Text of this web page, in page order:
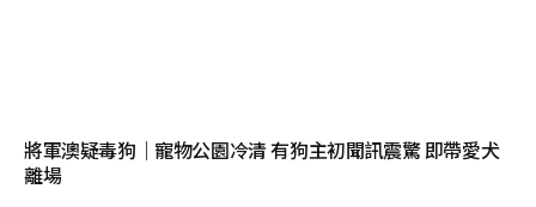
將軍澳疑毒狗｜寵物公園冷清 有狗主初聞訊震驚 即帶愛犬
離場